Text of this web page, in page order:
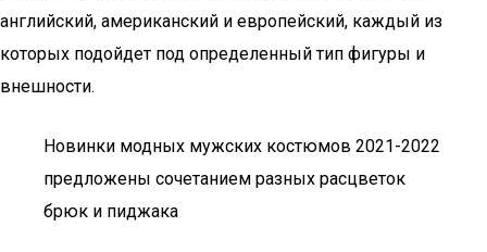
английский, американский и европейский, каждый из
которых подойдет под определенный тип фигуры и
внешности.
Новинки модных мужских костюмов 2021-2022
предложены сочетанием разных расцветок
брюк и пиджака